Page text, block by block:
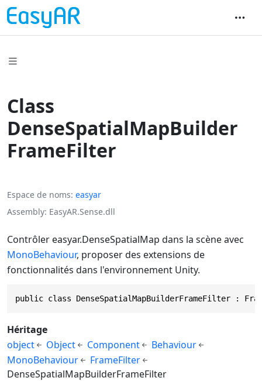
Class
DenseSpatialMapBuilder
FrameFilter
Espace de noms easyar
Assembly EasyAR.Sense.dll
Contrôler easyar.DenseSpatialMap dans la scène avec
MonoBehaviour, proposer des extensions de
fonctionnalités dans l'environnement Unity.
public class DenseSpatialMapBuilderFrameFilter :
Héritage
object
Object Component
Behaviour
MonoBehaviour
FrameFilter
DenseSpatialMapBuilderFrameFilter